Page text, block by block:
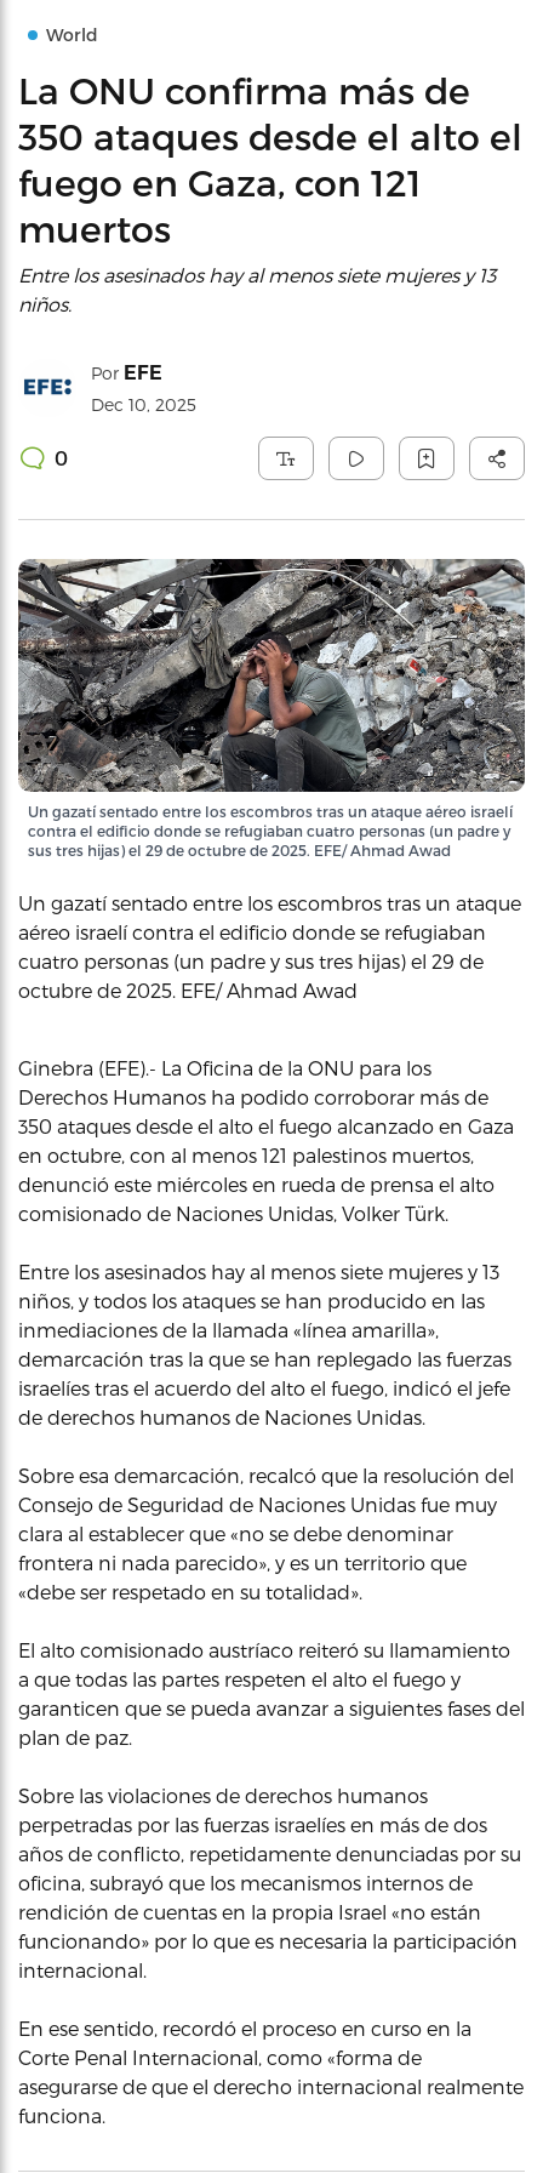
World
La ONU confirma más de
350 ataques desde el alto el
fuego en Gaza, con 121
muertos
Entre los asesinados hay al menos siete mujeres y 13
niños.
Por EFE
Dec 10, 2025
0
Un gazatí sentado entre los escombros tras un ataque aéreo israelí
contra el edificio donde se refugiaban cuatro personas (un padre y
sus tres hijas) el 29 de octubre de 2025. EFE/ Ahmad Awad
Un gazatí sentado entre los escombros tras un ataque
aéreo israelí contra el edificio donde se refugiaban
cuatro personas (un padre y sus tres hijas) el 29 de
octubre de 2025. EFE/ Ahmad Awad
Ginebra (EFE).- La Oficina de la ONU para los
Derechos Humanos ha podido corroborar más de
350 ataques desde el alto el fuego alcanzado en Gaza
en octubre, con al menos 121 palestinos muertos,
denunció este miércoles en rueda de prensa el alto
comisionado de Naciones Unidas, Volker Türk.
Entre los asesinados hay al menos siete mujeres y 13
niños, y todos los ataques se han producido en las
inmediaciones de la llamada «línea amarilla»,
demarcación tras la que se han replegado las fuerzas
israelíes tras el acuerdo del alto el fuego, indicó el jefe
de derechos humanos de Naciones Unidas.
Sobre esa demarcación, recalcó que la resolución del
Consejo de Seguridad de Naciones Unidas fue muy
clara al establecer que «no se debe denominar
frontera ni nada parecido», y es un territorio que
«debe ser respetado en su totalidad».
El alto comisionado austríaco reiteró su llamamiento
a que todas las partes respeten el alto el fuego y
garanticen que se pueda avanzar a siguientes fases del
plan de paz.
Sobre las violaciones de derechos humanos
perpetradas por las fuerzas israelíes en más de dos
años de conflicto, repetidamente denunciadas por su
oficina, subrayó que los mecanismos internos de
rendición de cuentas en la propia Israel «no están
funcionando» por lo que es necesaria la participación
internacional.
En ese sentido, recordó el proceso en curso en la
Corte Penal Internacional, como «forma de
asegurarse de que el derecho internacional realmente
funciona.